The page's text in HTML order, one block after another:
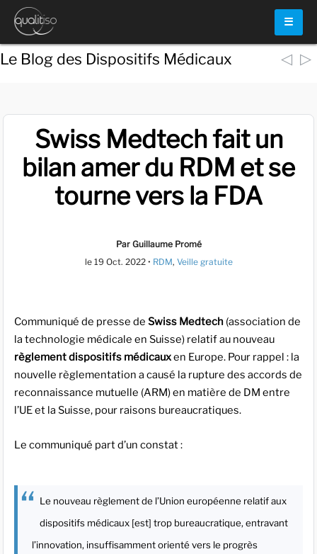
☰
Le Blog des Dispositifs Médicaux ◁ ▷
Swiss Medtech fait un
bilan amer du RDM et se
tourne vers la FDA
Par Guillaume Promé
le 19 Oct. 2022 • RDM, Veille gratuite
Communiqué de presse de Swiss Medtech(association de
la technologie médicale en Suisse) relatif au nouveau
règlement dispositifs médicauxen Europe. Pour rappel : la
nouvelle règlementation a causé la rupture des accords de
reconnaissance mutuelle (ARM) en matière de DM entre
l’UE et la Suisse, pour raisons bureaucratiques.
Le communiqué part d’un constat :
Le nouveau règlement de l’Union européenne relatif aux
dispositifs médicaux [est] trop bureaucratique, entravant
l’innovation, insuffisamment orienté vers le progrès